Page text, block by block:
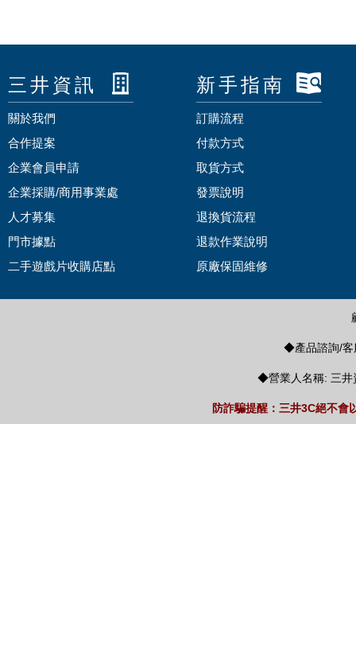
三井資訊
關於我們
合作提案
企業會員申請
企業採購/商用事業處
人才募集
門市據點
二手遊戲片收購店點
新手指南
訂購流程
付款方式
取貨方式
發票說明
退換貨流程
退款作業說明
原廠保固維修
◆產品諮詢/客
◆營業人名稱: 三井
防詐騙提醒：三井3C絕不會